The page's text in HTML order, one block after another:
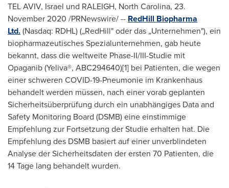
TEL AVIV, Israel und RALEIGH, North Carolina, 23.
November 2020 /PRNewswire/ -- RedHill Biopharma
Ltd.(Nasdaq: RDHL) („RedHill" oder das „Unternehmen"), ein
biopharmazeutisches Spezialunternehmen, gab heute
bekannt, dass die weltweite Phase-II/III-Studie mit
Opaganib (Yeliva®, ABC294640)[1] bei Patienten, die wegen
einer schweren COVID-19-Pneumonie im Krankenhaus
behandelt werden müssen, nach einer vorab geplanten
Sicherheitsüberprüfung durch ein unabhängiges Data and
Safety Monitoring Board (DSMB) eine einstimmige
Empfehlung zur Fortsetzung der Studie erhalten hat. Die
Empfehlung des DSMB basiert auf einer unverblindeten
Analyse der Sicherheitsdaten der ersten 70 Patienten, die
14 Tage lang behandelt wurden.